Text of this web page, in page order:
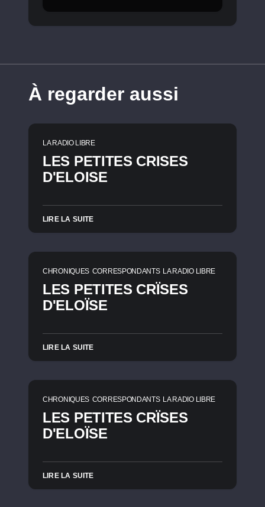
À regarder aussi
LA RADIO LIBRE
LES PETITES CRISES
D'ELOISE
LIRE LA SUITE
CHRONIQUES CORRESPONDANTS LA RADIO LIBRE
LES PETITES CRÏSES
D'ELOÏSE
LIRE LA SUITE
CHRONIQUES CORRESPONDANTS LA RADIO LIBRE
LES PETITES CRÏSES
D'ELOÏSE
LIRE LA SUITE